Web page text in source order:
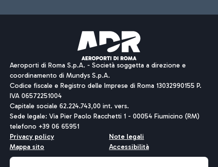
Aeroporti di Roma S.p.A. - Società soggetta a direzione e
coordinamento di Mundys S.p.A.
Codice fiscale e Registro delle Imprese di Roma 13032990155 P.
IVA 06572251004
Capitale sociale 62.224.743,00 int. vers.
Sede legale: Via Pier Paolo Racchetti 1 - 00054 Fiumicino (RM)
telefono +39 06 65951
Privacy policy
Note legali
Mappa sito
Accessibilità